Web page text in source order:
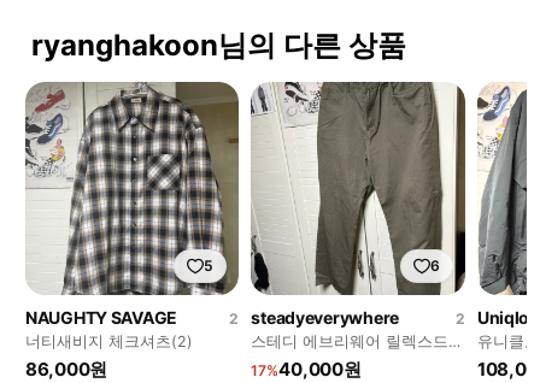
ryanghakoon님의 다른 상품
5
NAUGHTY SAVAGE
2
너티새비지 체크셔츠(2)
86,000원
6
steadyeverywhere
2
스테디 에브리웨어 릴렉스드
트윌 코튼 팬츠 올리브(2)
17%40,000원
Uniqlo
유니클
다운 파